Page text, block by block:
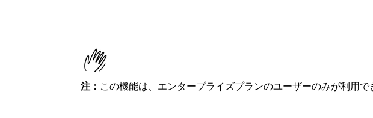
注： この機能は、エンタープライズプランのユーザーのみが利用で